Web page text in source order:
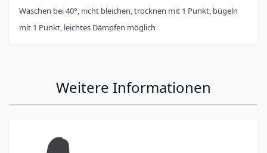
Waschen bei 40°, nicht bleichen, trocknen mit 1 Punkt, bügeln
mit 1 Punkt, leichtes Dämpfen möglich
Weitere Informationen